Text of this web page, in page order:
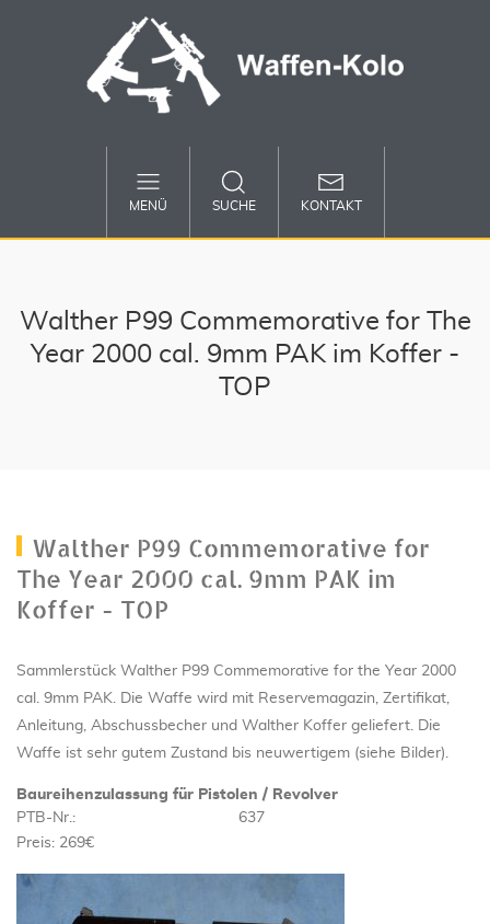
MENÜ SUCHE KONTAKT
Walther P99 Commemorative for The
Year 2000 cal. 9mm PAK im Koffer -
TOP
Walther P99 Commemorative for
The Year 2000 cal. 9mm PAK im
Koffer - TOP
Sammlerstück Walther P99 Commemorative for the Year 2000
cal. 9mm PAK. Die Waffe wird mit Reservemagazin, Zertifikat,
Anleitung, Abschussbecher und Walther Koffer geliefert. Die
Waffe ist sehr gutem Zustand bis neuwertigem (siehe Bilder).
Baureihenzulassung für Pistolen / Revolver
PTB-Nr.:
637
Preis: 269€